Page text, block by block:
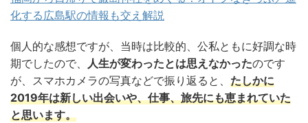
化する広島駅の情報も交え解説
個人的な感想ですが、当時は比較的、公私ともに好調な時
期でしたので、 人生が変わったとは思えなかったのです
が、スマホカメラの写真などで振り返ると、 たしかに
2019年は新しい出会いや、仕事、旅先にも恵まれていた
と思います。